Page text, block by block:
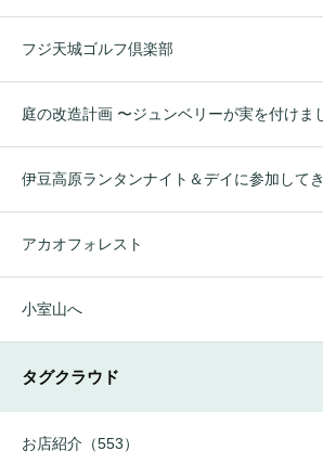
フジ天城ゴルフ倶楽部
庭の改造計画 〜ジュンベリーが実を付けま
伊豆高原ランタンナイト＆デイに参加して
アカオフォレスト
小室山へ
タグクラウド
お店紹介（553）